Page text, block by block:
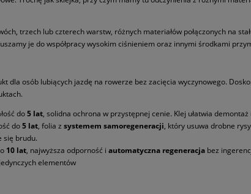
trzech lub czterech warstw, różnych materiałów połączonych na
je do współpracy wysokim ciśnieniem oraz innymi środkami
dla osób lubiących jazdę na rowerze bez zacięcia wyczynowego.
do5 lat, solidna ochrona w przystępnej cenie. Klej ułatwia
do5 lat, folia z systemem samoregeneracji, który usuwa drobne
się brudu.
10 lat, najwyższa odporność i automatyczna regeneracja bez
elementów